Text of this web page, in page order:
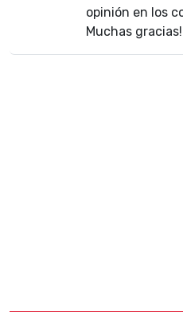
opinión en los
Muchas gracias!